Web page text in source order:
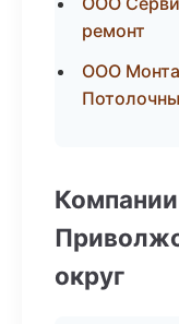
ремонт
ООО
округ